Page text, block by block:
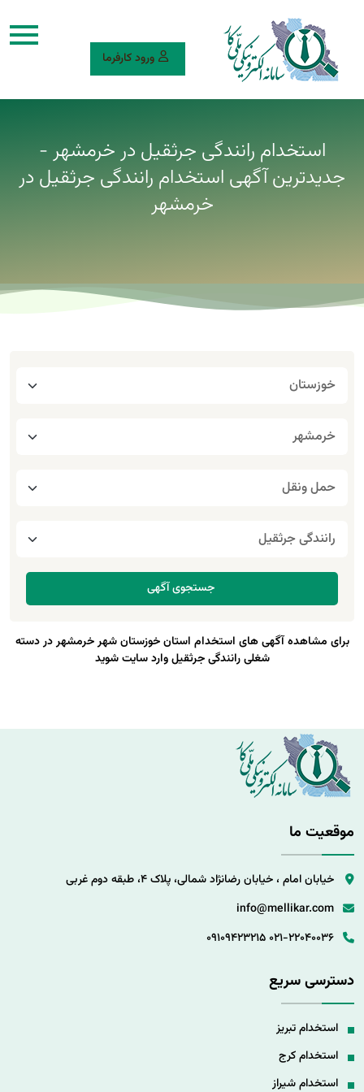
ورود کارفرما
استخدام رانندگی جرثقیل در خرمشهر -
جدیدترین آگهی استخدام رانندگی جرثقیل در
خرمشهر
برای مشاهده آگهی های استخدام استان خوزستان شهر خرمشهر در دسته
شغلی رانندگی جرثقیل وارد سایت شوید
موقعیت ما
خیابان امام ، خیابان رضانژاد شمالی، پلاک 4، طبقه دوم غربی
info@mellikar.com
021-22040036
09109423215
دسترسی سریع
استخدام تبریز
استخدام کرج
استخدام شیراز